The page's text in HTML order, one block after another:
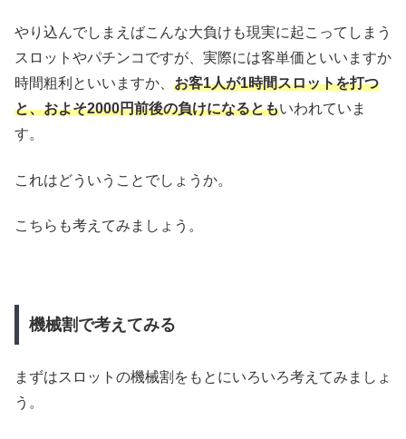
やり込んでしまえばこんな大負けも現実に起こってしまう
スロットやパチンコですが、実際には客単価といいますか
時間粗利といいますか、 お客1人が1時間スロットを打つ
と、およそ2000円前後の負けになるともいわれていま
す。
これはどういうことでしょうか。
こちらも考えてみましょう。
機械割で考えてみる
まずはスロットの機械割をもとにいろいろ考えてみましょ
う。